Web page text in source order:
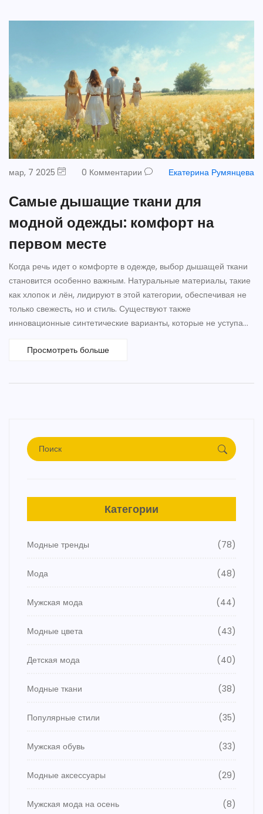
мар, 7 2025 0 Комментарии Екатерина Румянцева
Самые дышащие ткани для
модной одежды: комфорт на
первом месте
Когда речь идет о комфорте в одежде, выбор дышащей ткани
становится особенно важным. Натуральные материалы, такие
как хлопок и лён, лидируют в этой категории, обеспечивая не
только свежесть, но и стиль. Существуют также
инновационные синтетические варианты, которые не уступают
ткань для различных климатических условий и видов
Просмотреть больше
Категории
Модные тренды (78)
Мода (48)
Мужская мода (44)
Модные цвета (43)
Детская мода (40)
Модные ткани (38)
Популярные стили (35)
Мужская обувь (33)
Модные аксессуары (29)
Мужская мода на осень (8)